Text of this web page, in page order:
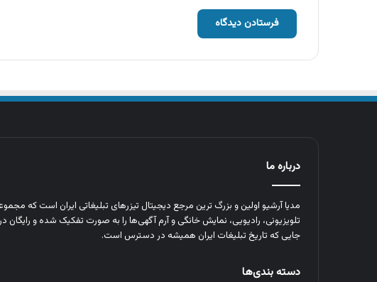
درباره ما
مدیا آرشیو اولین و بزرگ‌ ترین مرجع دیجیتال تیزرهای تبلیغاتی ایران است که
تلویزیونی، رادیویی، نمایش خانگی و آرم‌ آگهی‌ها را به‌ صورت تفکیک‌ شده و رایگان
جایی که تاریخ تبلیغات ایران همیشه در دسترس است.
دسته بندی‌ها